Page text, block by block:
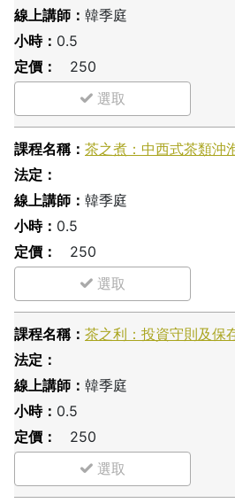
韓季庭
0.5
250
茶之煮：中西式茶類沖
韓季庭
0.5
250
茶之利：投資守則及保
韓季庭
0.5
250